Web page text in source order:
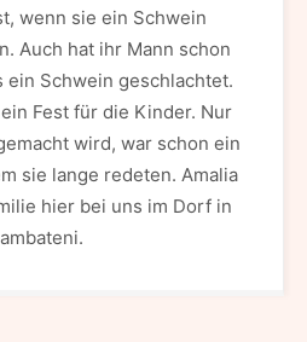
wenn sie ein Schwein
Auch hat ihr Mann schon
ein Schwein geschlachtet.
Fest für die Kinder. Nur
wird, war schon ein
sie lange redeten. Amalia
hier bei uns im Dorf in